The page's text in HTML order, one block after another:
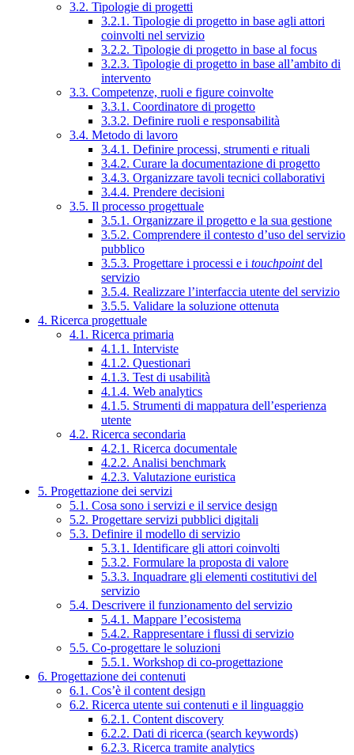
3.2. Tipologie di progetti
3.2.1. Tipologie di progetto in base agli attori
coinvolti nel servizio
3.2.2. Tipologie di progetto in base al focus
3.2.3. Tipologie di progetto in base all’ambito di
intervento
3.3. Competenze, ruoli e figure coinvolte
3.3.1. Coordinatore di progetto
3.3.2. Definire ruoli e responsabilità
3.4. Metodo di lavoro
3.4.1. Definire processi, strumenti e rituali
3.4.2. Curare la documentazione di progetto
3.4.3. Organizzare tavoli tecnici collaborativi
3.4.4. Prendere decisioni
3.5. Il processo progettuale
3.5.1. Organizzare il progetto e la sua gestione
3.5.2. Comprendere il contesto d’uso del servizio
pubblico
3.5.3. Progettare i processi e i touchpointdel
servizio
3.5.4. Realizzare l’interfaccia utente del servizio
3.5.5. Validare la soluzione ottenuta
4. Ricerca progettuale
4.1. Ricerca primaria
4.1.1. Interviste
4.1.2. Questionari
4.1.3. Test di usabilità
4.1.4. Web analytics
4.1.5. Strumenti di mappatura dell’esperienza
utente
4.2. Ricerca secondaria
4.2.1. Ricerca documentale
4.2.2. Analisi benchmark
4.2.3. Valutazione euristica
5. Progettazione dei servizi
5.1. Cosa sono i servizi e il service design
5.2. Progettare servizi pubblici digitali
5.3. Definire il modello di servizio
5.3.1. Identificare gli attori coinvolti
5.3.2. Formulare la proposta di valore
5.3.3. Inquadrare gli elementi costitutivi del
servizio
5.4. Descrivere il funzionamento del servizio
5.4.1. Mappare l’ecosistema
5.4.2. Rappresentare i flussi di servizio
5.5. Co-progettare le soluzioni
5.5.1. Workshop di co-progettazione
6. Progettazione dei contenuti
6.1. Cos’è il content design
6.2. Ricerca utente sui contenuti e il linguaggio
6.2.1. Content discovery
6.2.2. Dati di ricerca (search keywords)
6.2.3. Ricerca tramite analytics